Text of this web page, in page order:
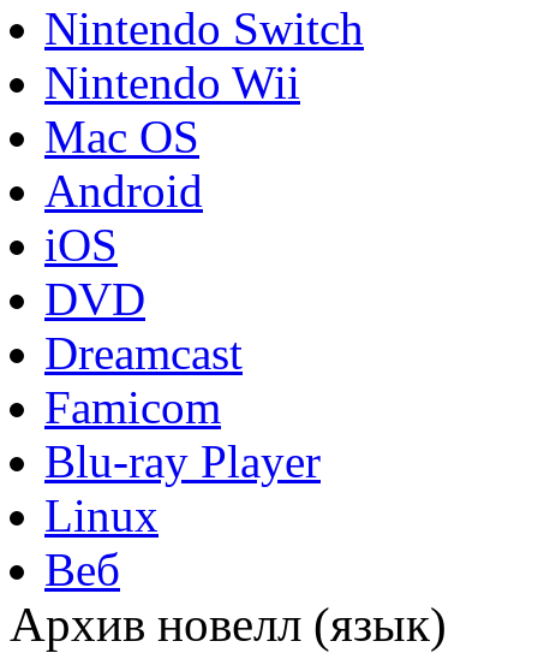
Nintendo Switch
Nintendo Wii
Mac OS
Android
iOS
DVD
Dreamcast
Famicom
Blu-ray Player
Linux
Веб
Архив новелл (язык)